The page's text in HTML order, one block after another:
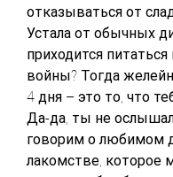
отказываться от
Устала от обычных
приходится питаться
войны? Тогда
4 дня – это то, что
Да-да, ты не
говорим о любимом
лакомстве, которое